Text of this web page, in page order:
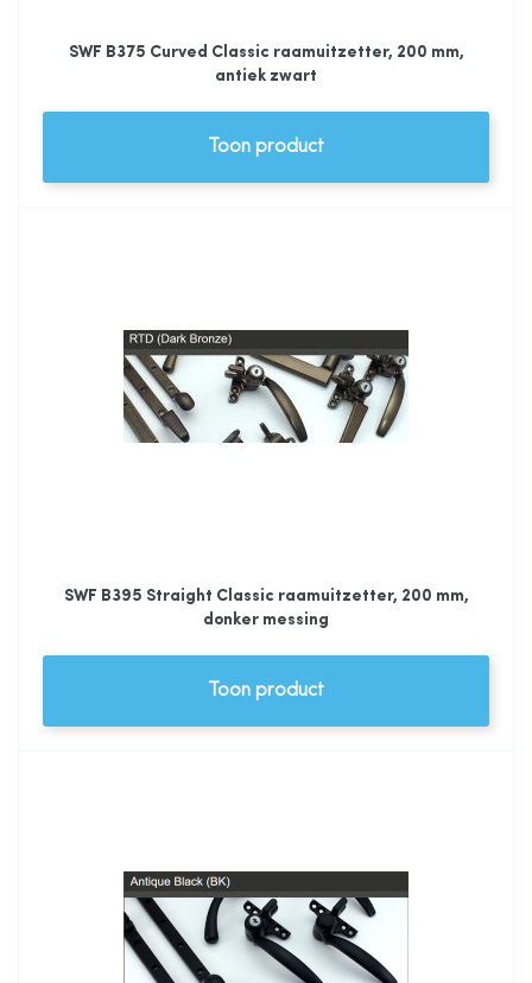
SWF B375 Curved Classic raamuitzetter, 200 mm,
antiek zwart
Toon product
SWF B395 Straight Classic raamuitzetter, 200 mm,
donker messing
Toon product